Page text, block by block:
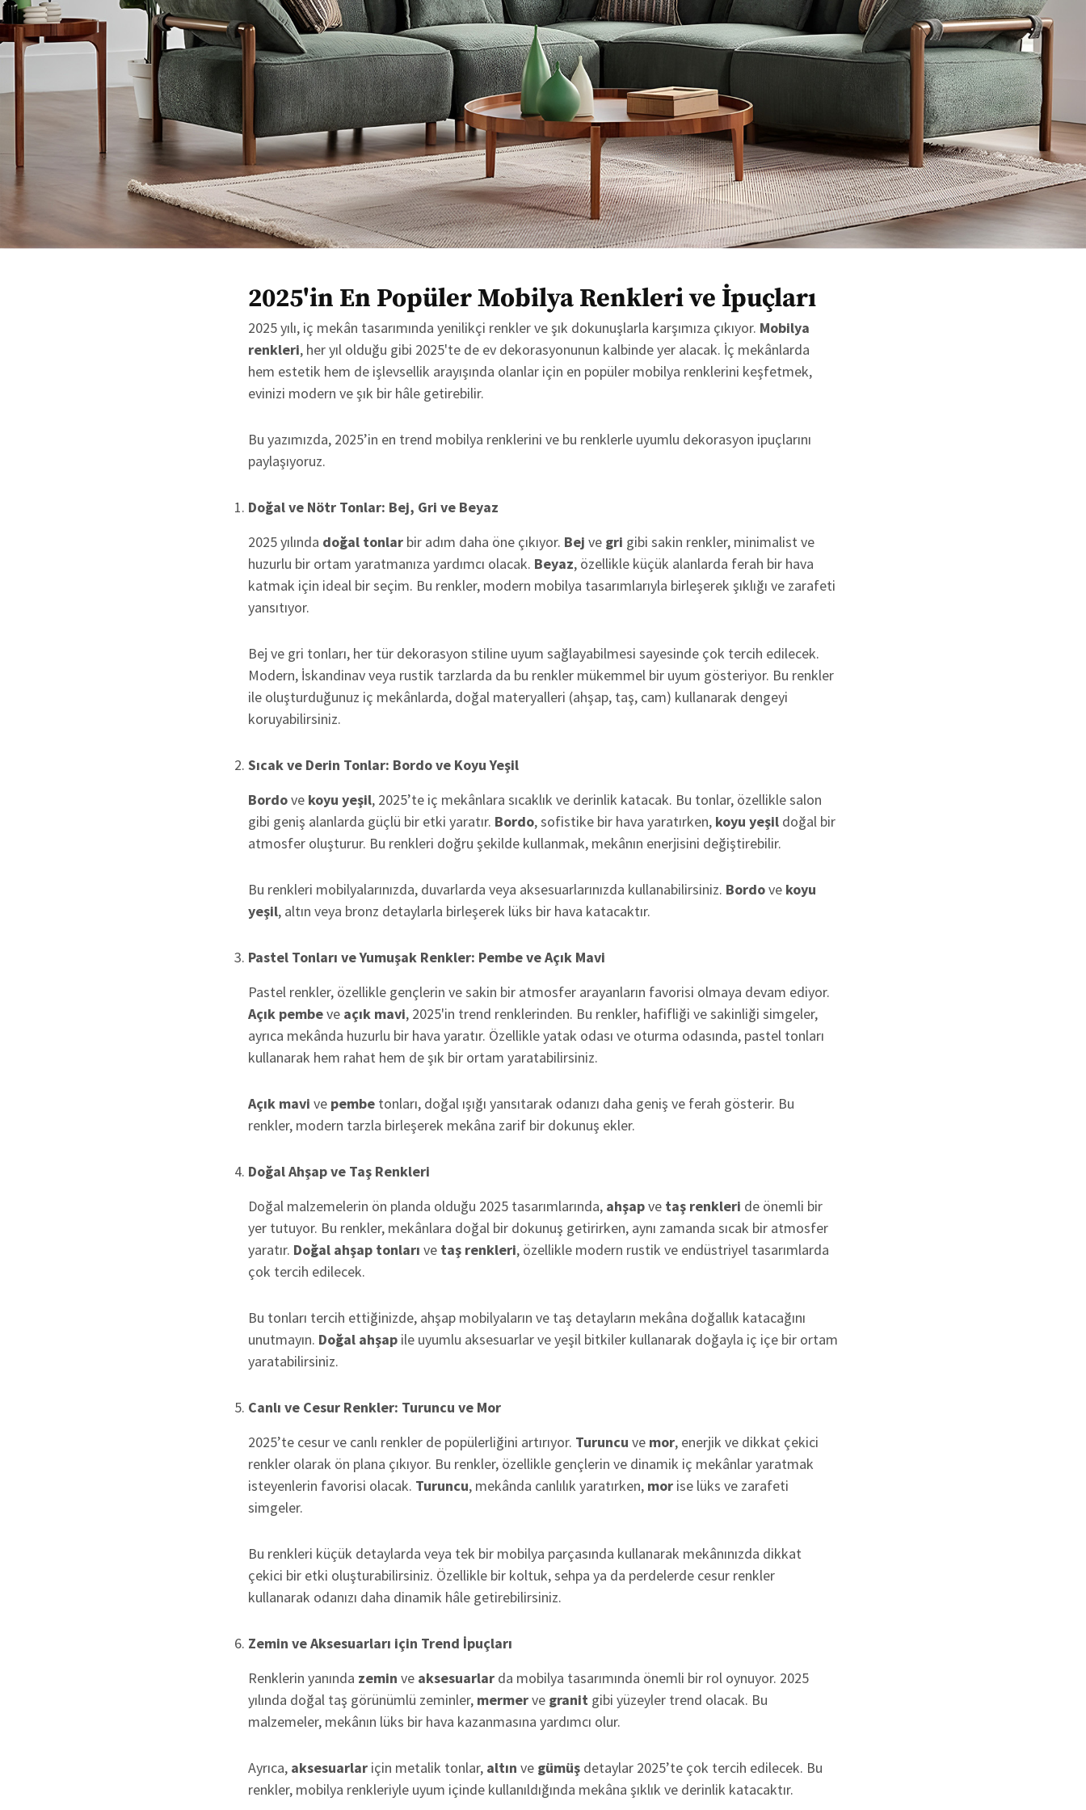
2025'in En Popüler Mobilya Renkleri ve İpuçları
2025 yılı, iç mekân tasarımında yenilikçi renkler ve şık dokunuşlarla karşımıza çıkıyor. Mobilya
renkleri, her yıl olduğu gibi 2025'te de ev dekorasyonunun kalbinde yer alacak. İç mekânlarda
hem estetik hem de işlevsellik arayışında olanlar için en popüler mobilya renklerini keşfetmek,
evinizi modern ve şık bir hâle getirebilir.
Bu yazımızda, 2025’in en trend mobilya renklerini ve bu renklerle uyumlu dekorasyon ipuçlarını
paylaşıyoruz.
Doğal ve Nötr Tonlar: Bej, Gri ve Beyaz
2025 yılında doğal tonlar bir adım daha öne çıkıyor. Bej ve gri gibi sakin renkler, minimalist ve
huzurlu bir ortam yaratmanıza yardımcı olacak. Beyaz, özellikle küçük alanlarda ferah bir hava
katmak için ideal bir seçim. Bu renkler, modern mobilya tasarımlarıyla birleşerek şıklığı ve zarafeti
yansıtıyor.
Bej ve gri tonları, her tür dekorasyon stiline uyum sağlayabilmesi sayesinde çok tercih edilecek.
Modern, İskandinav veya rustik tarzlarda da bu renkler mükemmel bir uyum gösteriyor. Bu renkler
ile oluşturduğunuz iç mekânlarda, doğal materyalleri (ahşap, taş, cam) kullanarak dengeyi
koruyabilirsiniz.
Sıcak ve Derin Tonlar: Bordo ve Koyu Yeşil
Bordove koyu yeşil, 2025’te iç mekânlara sıcaklık ve derinlik katacak. Bu tonlar, özellikle salon
gibi geniş alanlarda güçlü bir etki yaratır. Bordo, sofistike bir hava yaratırken, koyu yeşil doğal bir
atmosfer oluşturur. Bu renkleri doğru şekilde kullanmak, mekânın enerjisini değiştirebilir.
Bu renkleri mobilyalarınızda, duvarlarda veya aksesuarlarınızda kullanabilirsiniz. Bordove koyu
yeşil, altın veya bronz detaylarla birleşerek lüks bir hava katacaktır.
Pastel Tonları ve Yumuşak Renkler: Pembe ve Açık Mavi
Pastel renkler, özellikle gençlerin ve sakin bir atmosfer arayanların favorisi olmaya devam ediyor.
Açık pembeve açık mavi, 2025'in trend renklerinden. Bu renkler, hafifliği ve sakinliği simgeler,
ayrıca mekânda huzurlu bir hava yaratır. Özellikle yatak odası ve oturma odasında, pastel tonları
kullanarak hem rahat hem de şık bir ortam yaratabilirsiniz.
Açık mavi ve pembe tonları, doğal ışığı yansıtarak odanızı daha geniş ve ferah gösterir. Bu
renkler, modern tarzla birleşerek mekâna zarif bir dokunuş ekler.
Doğal Ahşap ve Taş Renkleri
Doğal malzemelerin ön planda olduğu 2025 tasarımlarında, ahşapve taş renkleri de önemli bir
yer tutuyor. Bu renkler, mekânlara doğal bir dokunuş getirirken, aynı zamanda sıcak bir atmosfer
yaratır. Doğal ahşap tonları ve taş renkleri, özellikle modern rustik ve endüstriyel tasarımlarda
çok tercih edilecek.
Bu tonları tercih ettiğinizde, ahşap mobilyaların ve taş detayların mekâna doğallık katacağını
unutmayın. Doğal ahşap ile uyumlu aksesuarlar ve yeşil bitkiler kullanarak doğayla iç içe bir ortam
yaratabilirsiniz.
Canlı ve Cesur Renkler: Turuncu ve Mor
2025’te cesur ve canlı renkler de popülerliğini artırıyor. Turuncu ve mor, enerjik ve dikkat çekici
renkler olarak ön plana çıkıyor. Bu renkler, özellikle gençlerin ve dinamik iç mekânlar yaratmak
isteyenlerin favorisi olacak. Turuncu, mekânda canlılık yaratırken, mor ise lüks ve zarafeti
simgeler.
Bu renkleri küçük detaylarda veya tek bir mobilya parçasında kullanarak mekânınızda dikkat
çekici bir etki oluşturabilirsiniz. Özellikle bir koltuk, sehpa ya da perdelerde cesur renkler
kullanarak odanızı daha dinamik hâle getirebilirsiniz.
Zemin ve Aksesuarları için Trend İpuçları
Renklerin yanında zemin ve aksesuarlar da mobilya tasarımında önemli bir rol oynuyor. 2025
yılında doğal taş görünümlü zeminler, mermerve granit gibi yüzeyler trend olacak. Bu
malzemeler, mekânın lüks bir hava kazanmasına yardımcı olur.
Ayrıca, aksesuarlar için metalik tonlar, altın ve gümüş detaylar 2025’te çok tercih edilecek. Bu
renkler, mobilya renkleriyle uyum içinde kullanıldığında mekâna şıklık ve derinlik katacaktır.